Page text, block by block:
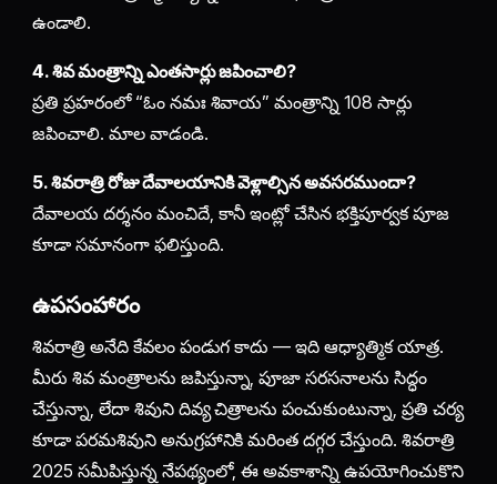
ఉండాలి.
4. శివ మంత్రాన్ని ఎంతసార్లు జపించాలి?
ప్రతి ప్రహరంలో “ఓం నమః శివాయ” మంత్రాన్ని 108 సార్లు
జపించాలి. మాల వాడండి.
5. శివరాత్రి రోజు దేవాలయానికి వెళ్లాల్సిన అవసరముందా?
దేవాలయ దర్శనం మంచిదే, కానీ ఇంట్లో చేసిన భక్తిపూర్వక పూజ
కూడా సమానంగా ఫలిస్తుంది.
ఉపసంహారం
శివరాత్రి అనేది కేవలం పండుగ కాదు — ఇది ఆధ్యాత్మిక యాత్ర.
మీరు శివ మంత్రాలను జపిస్తున్నా, పూజా సరసనాలను సిద్ధం
చేస్తున్నా, లేదా శివుని దివ్య చిత్రాలను పంచుకుంటున్నా, ప్రతి చర్య
కూడా పరమశివుని అనుగ్రహానికి మరింత దగ్గర చేస్తుంది. శివరాత్రి
2025 సమీపిస్తున్న నేపథ్యంలో, ఈ అవకాశాన్ని ఉపయోగించుకొని